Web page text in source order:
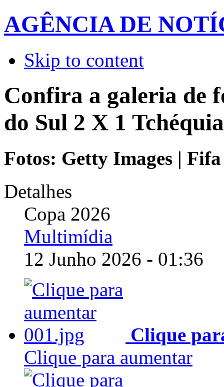
AGÊNCIA DE
Skip to content
Confira a galeria de
do Sul 2 X 1 Tchéquia
Fotos: Getty Images | Fifa
Detalhes
Copa 2026
Multimídia
12 Junho 2026 - 01:36
Clique
Clique para aumentar